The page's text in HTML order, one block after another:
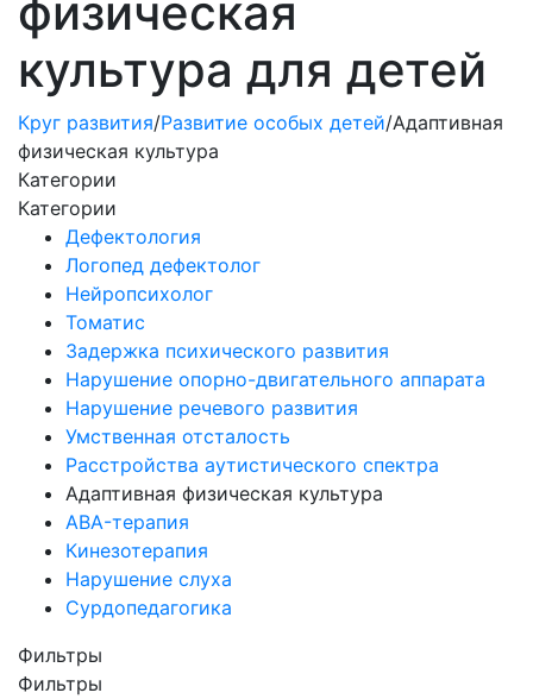
физическая
культура для детей
Круг развития/Развитие особых детей/Адаптивная
физическая культура
Категории
Категории
Дефектология
Логопед дефектолог
Нейропсихолог
Томатис
Задержка психического развития
Нарушение опорно-двигательного аппарата
Нарушение речевого развития
Умственная отсталость
Расстройства аутистического спектра
Адаптивная физическая культура
ABA-терапия
Кинезотерапия
Нарушение слуха
Сурдопедагогика
Фильтры
Фильтры